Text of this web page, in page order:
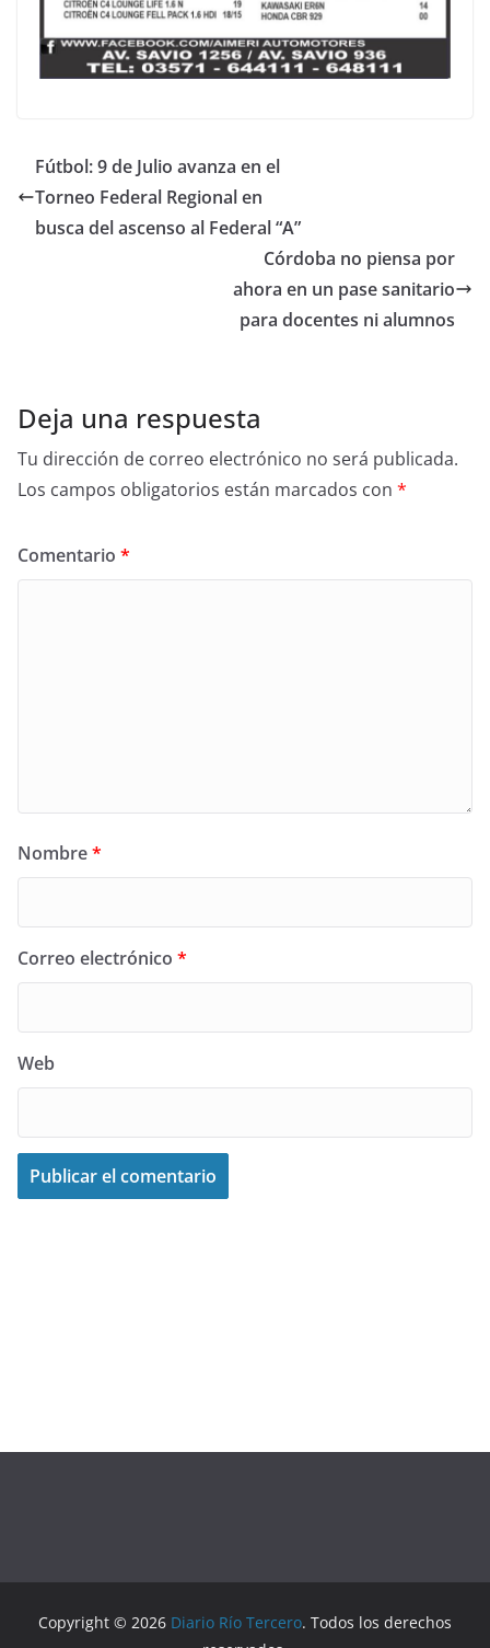
Fútbol: 9 de Julio avanza en el
Torneo Federal Regional en
busca del ascenso al Federal “A”
Córdoba no piensa por
ahora en un pase sanitario
para docentes ni alumnos
Deja una respuesta
Tu dirección de correo electrónico no será publicada.
Los campos obligatorios están marcados con *
Comentario *
Nombre*
Correo electrónico *
Web
Copyright © 2026 Diario Río Tercero. Todos los derechos